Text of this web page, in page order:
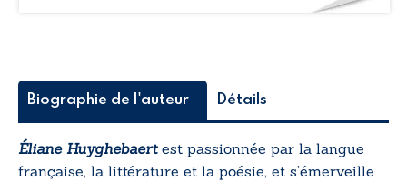
Biographie de l'auteur Détails
Éliane Huyghebaertest passionnée par la langue
française, la littérature et la poésie, et s’émerveille